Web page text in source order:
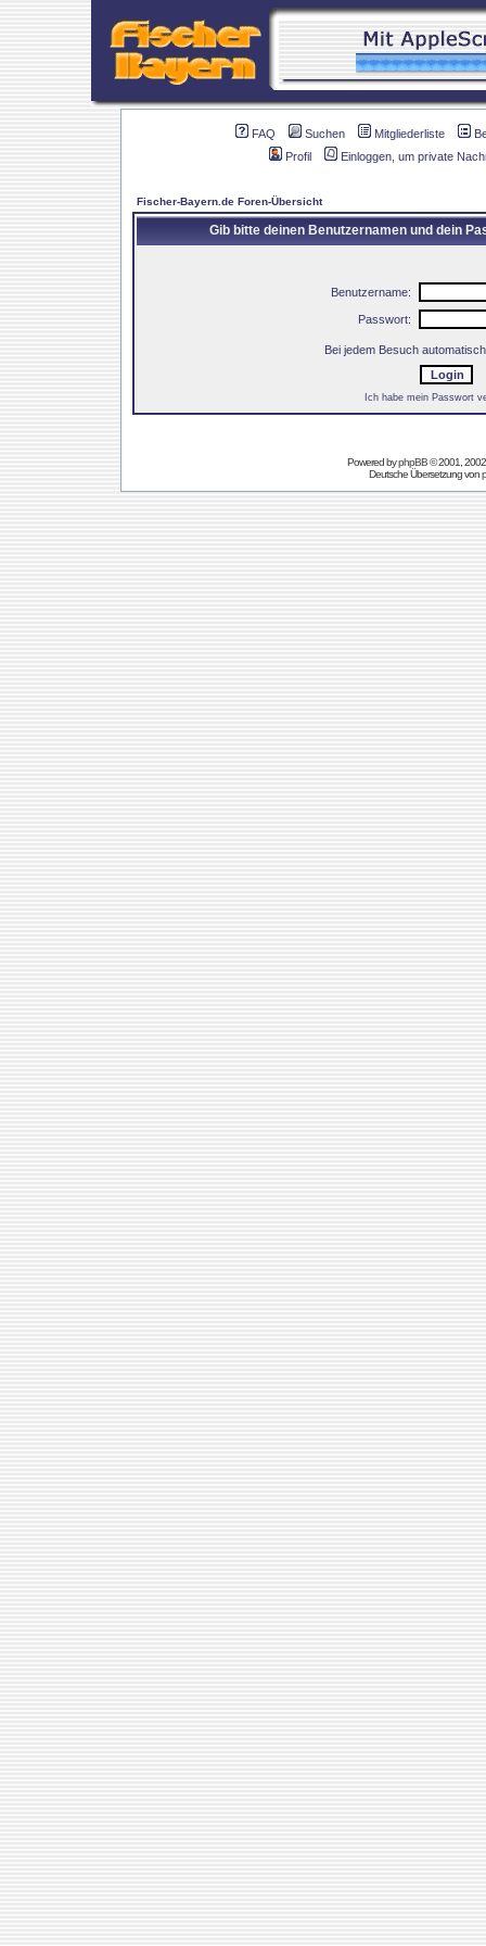
FAQ Suchen Mitgliederliste
Profil
Einloggen, um private
Fischer-Bayern.de Foren-Übersicht
Gib bitte deinen Benutzernamen und dein
Benutzername:
Passwort:
Bei jedem Besuch
Ich habe mein Passwort
Powered byphpBB© 2001,
Deutsche Übersetzung von